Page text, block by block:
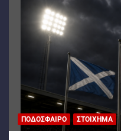
ΠΟΔΌΣΦΑΙΡΟ ΣΤΟΊΧΗΜΑ